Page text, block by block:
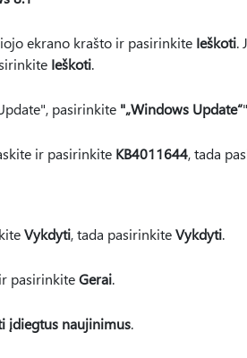
ekrano krašto ir pasirinkite Ieškoti.
Ieškoti.
pasirinkite "„Windows Update“
ir pasirinkite KB4011644, tada
Vykdyti, tada pasirinkiteVykdyti.
pasirinkiteGerai.
įdiegtus naujinimus.